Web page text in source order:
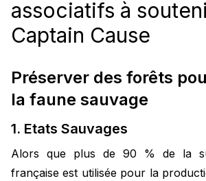
associatifs à
Captain Cause
Préserver des forêts
la faune sauvage
1. Etats Sauvages
Alors que plus de 90 % de la
française est utilisée pour la